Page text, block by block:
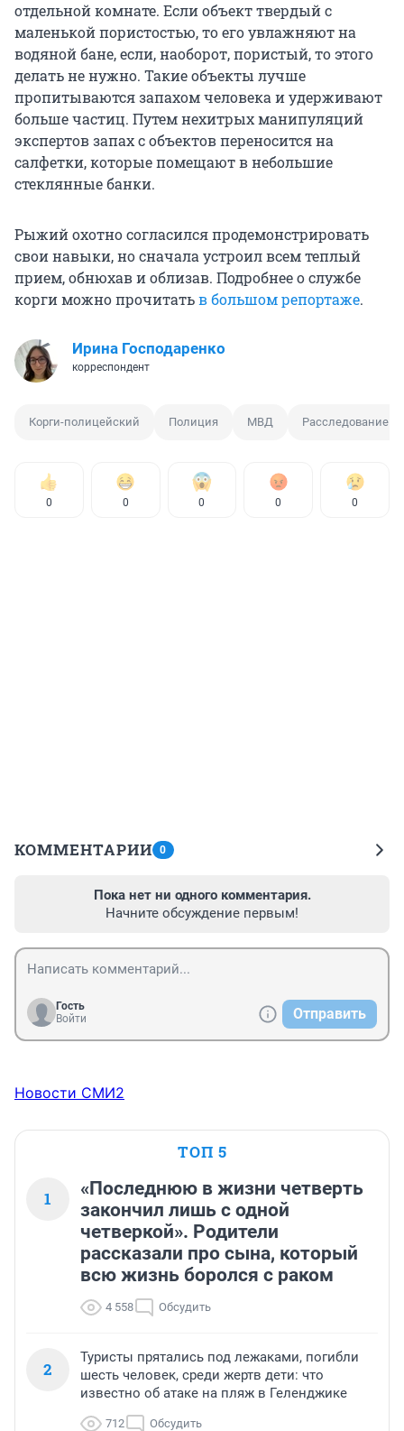
отдельной комнате. Если объект твердый с
маленькой пористостью, то его увлажняют на
водяной бане, если, наоборот, пористый, то этого
делать не нужно. Такие объекты лучше
пропитываются запахом человека и удерживают
больше частиц. Путем нехитрых манипуляций
экспертов запах с объектов переносится на
салфетки, которые помещают в небольшие
стеклянные банки.
Рыжий охотно согласился продемонстрировать
свои навыки, но сначала устроил всем теплый
прием, обнюхав и облизав. Подробнее о службе
корги можно прочитатьв большом репортаже.
Ирина Господаренко
корреспондент
Корги-полицейский Полиция МВД Расследование
0 0 0 0 0
КОММЕНТАРИИ 0
Пока нет ни одного комментария.
Начните обсуждение первым!
Гость
Войти
Отправить
Новости СМИ2
ТОП 5
1
«Последнюю в жизни четверть
закончил лишь с одной
четверкой». Родители
рассказали про сына, который
всю жизнь боролся с раком
4 558 Обсудить
2
Туристы прятались под лежаками, погибли
шесть человек, среди жертв дети: что
известно об атаке на пляж в Геленджике
712 Обсудить